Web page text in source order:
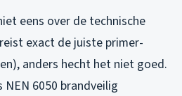
eens over de technische
exact de juiste primer-
anders hecht het niet goed.
6050 brandveilig